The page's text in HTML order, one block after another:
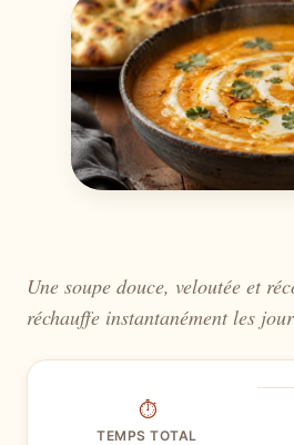
Une soupe douce, veloutée et
réchauffe instantanément les
⏱
TEMPS TOTAL